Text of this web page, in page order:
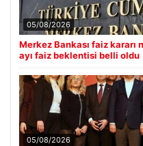
05/08/2026
Merkez Bankası faiz kararı
ayı faiz beklentisi belli oldu
05/08/2026